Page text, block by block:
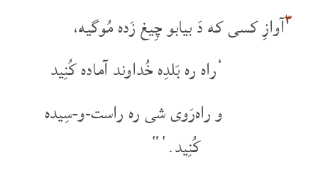
۳آوازِ کسی که دَ بیابو چِیغ زَده مُوگیه،
’راه ره بَلدِه خُداوند آماده کُنِید
و راه‌رَوی شی ره راست-و-سِیده
کُنِید.‘“